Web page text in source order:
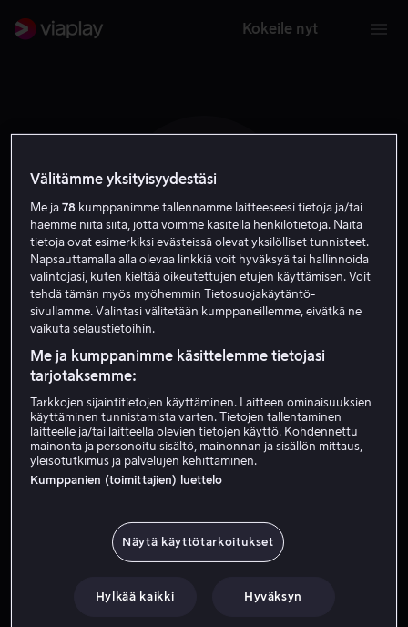
Kokeile nyt
K A
Kezzabelle Ambler
Välitämme yksityisyydestäsi
Me ja78 kumppanimme tallennamme laitteeseesi tietoja ja/tai
haemme niitä siitä, jotta voimme käsitellä henkilötietoja. Näitä
tietoja ovat esimerkiksi evästeissä olevat yksilölliset tunnisteet.
Napsauttamalla alla olevaa linkkiä voit hyväksyä tai hallinnoida
valintojasi, kuten kieltää oikeutettujen etujen käyttämisen. Voit
tehdä tämän myös myöhemmin Tietosuojakäytäntö-
sivullamme. Valintasi välitetään kumppaneillemme, eivätkä ne
vaikuta selaustietoihin.
Me ja kumppanimme käsittelemme tietojasi
tarjotaksemme:
Tarkkojen sijaintitietojen käyttäminen. Laitteen ominaisuuksien
käyttäminen tunnistamista varten. Tietojen tallentaminen
laitteelle ja/tai laitteella olevien tietojen käyttö. Kohdennettu
mainonta ja personoitu sisältö, mainonnan ja sisällön mittaus,
yleisötutkimus ja palvelujen kehittäminen.
Kumppanien (toimittajien) luettelo
Näytä käyttötarkoitukset
Hylkää kaikki Hyväksyn